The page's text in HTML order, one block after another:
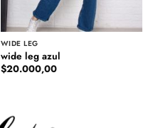
WIDE LEG
wide leg azul
$20.000,00